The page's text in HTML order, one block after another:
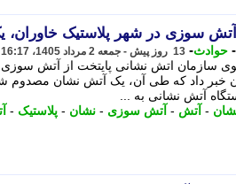
آتش سوزی در شهر پلاستیک
- حوادث- 13 روز پیش - جمعه 2 مرداد 1405، 16:17
سازمان اتش نشانی پایتخت از آتش سوزی
خبر داد که طی آن، یک آتش نشان مصدوم
- آتش - آتش سوزی - نشان - پلاستیک -